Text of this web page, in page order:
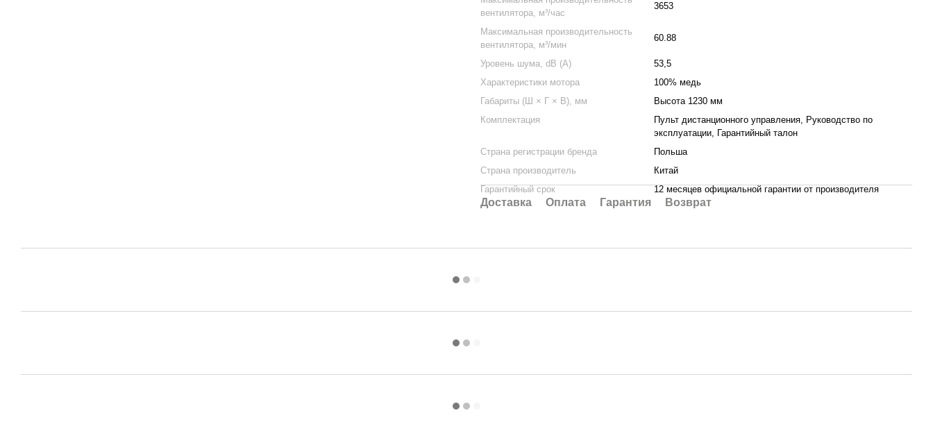
вентилятора, м³/час
3653
Максимальная производительность
вентилятора, м³/мин
60.88
Уровень шума, dB (А)
53,5
Характеристики мотора
100% медь
Габариты (Ш × Г × В), мм
Высота 1230 мм
Комплектация
Пульт дистанционного управления, Руководство по
эксплуатации, Гарантийный талон
Страна регистрации бренда
Польша
Страна производитель
Китай
Гарантийный срок
12 месяцев официальной гарантии от производителя
Доставка Оплата Гарантия Возврат